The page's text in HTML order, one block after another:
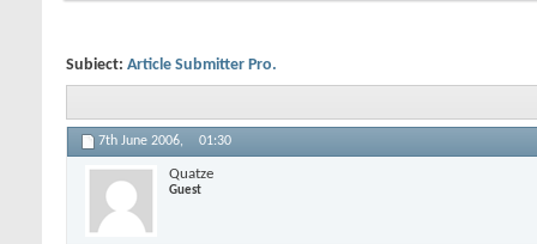
Subiect: Article Submitter Pro.
7th June 2006, 01:30
Quatze
Guest